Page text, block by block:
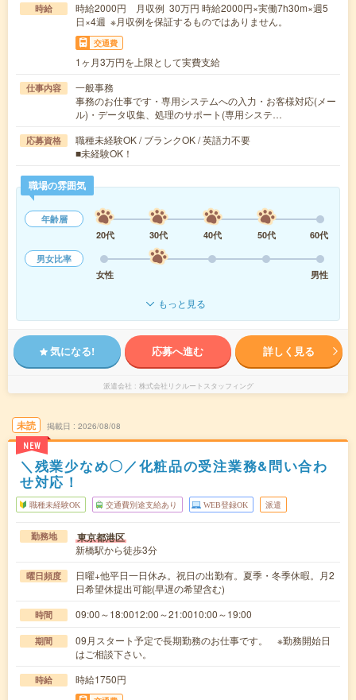
時給
時給2000円 月収例 30万円 時給2000円×実働7h30m×週5
日×4週 ※月収例を保証するものではありません。
交通費
1ヶ月3万円を上限として実費支給
仕事内容
一般事務
事務のお仕事です・専用システムへの入力・お客様対応(メー
ル)・データ収集、処理のサポート(専用システ…
応募資格
職種未経験OK / ブランクOK / 英語力不要
■未経験OK！
職場の雰囲気
年齢層
20代
30代 40代 50代
60代
男女比率
女性
男性
もっと見る
気になる! 応募へ進む 詳しく見る
派遣会社 株式会社リクルートスタッフィング
未読
NEW
掲載日 2026/08/08
＼残業少なめ〇／化粧品の受注業務&問い合わ
せ対応！
職種未経験OK 交通費別途支給あり WEB登録OK 派遣
勤務地 東京都港区
新橋駅から徒歩3分
曜日頻度
日曜+他平日一日休み。祝日の出勤有。夏季・冬季休暇。月2
日希望休提出可能(早遅の希望含む)
時間 09:00～18:0012:00～21:0010:00～19:00
期間
09月スタート予定で長期勤務のお仕事です。 ※勤務開始日
はご相談下さい。
時給 時給1750円